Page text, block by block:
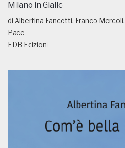
Milano in Giallo
di Albertina Fancetti, Franco
Pace
EDB Edizioni